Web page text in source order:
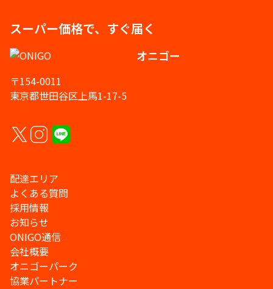
スーパー価格で、すぐ届く
オニゴー
〒154-0011
東京都世田谷区上馬1-17-5
配達エリア
よくある質問
採用情報
お知らせ
ONIGO通信
会社概要
オニゴーパーク
協業パートナー